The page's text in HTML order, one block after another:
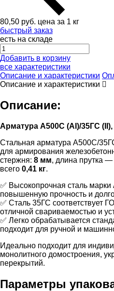
80,50 руб. цена за 1 кг
быстрый заказ
есть на складе
Добавить в корзину
все характеристики
Описание и характеристики
Описание и характеристики
Описание:
Арматура А500С (АI)/35ГС
Стальная арматура А500С/
для армирования
стержня: 8 мм, длина прутка —
всего 0,41 кг.
✅ Высокопрочная сталь
повышенную прочность и
✅ Сталь 35ГС соответствует
отличной свариваемостью и
✅ Легко обрабатывается
подходит для ручной и
Идеально подходит для
монолитного домостроения,
перекрытий.
Параметры